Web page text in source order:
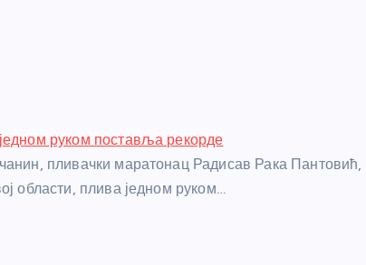
руком поставља рекорде
пливачки маратонац Радисав Рака Пантовић,
области, плива једном руком…